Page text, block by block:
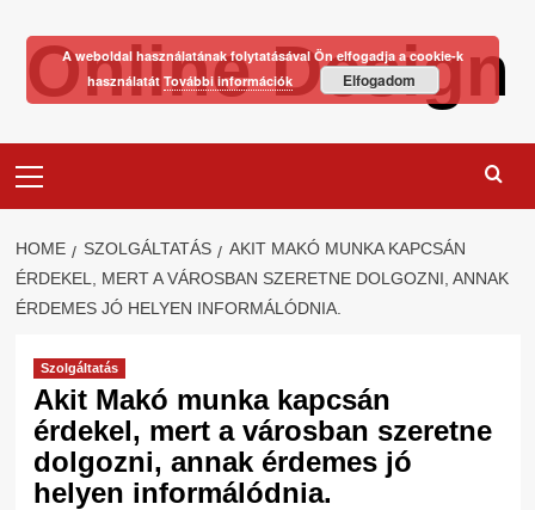
contentOnline Design
Menu
HOME SZOLGÁLTATÁS
AKIT MAKÓ MUNKA KAPCSÁN
ÉRDEKEL, MERT A VÁROSBAN SZERETNE DOLGOZNI, ANNAK
ÉRDEMES JÓ HELYEN INFORMÁLÓDNIA.
Szolgáltatás
Akit Makó munka kapcsán
érdekel, mert a városban szeretne
dolgozni, annak érdemes jó
helyen informálódnia.
A weboldal használatának folytatásával Ön elfogadja a cookie-k
használatát További információk Elfogadom